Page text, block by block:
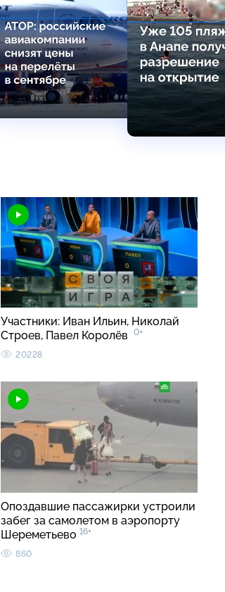
Участники: Иван Ильин, Николай
Строев, Павел Королёв
0+
20228
Опоздавшие пассажирки устроили
забег за самолетом в аэропорту
Шереметьево 16+
860